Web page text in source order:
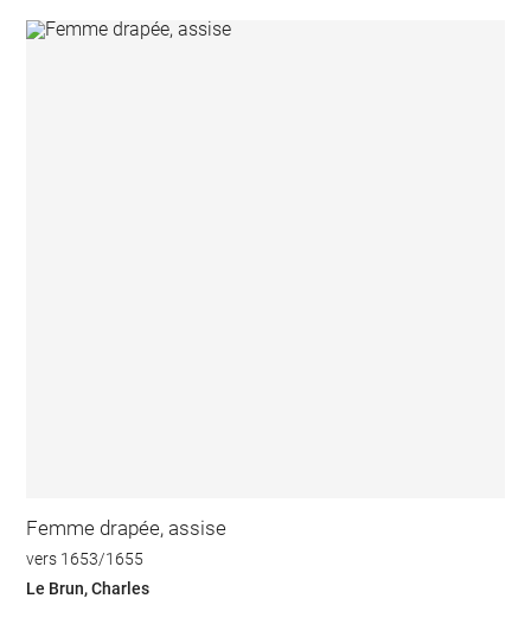
Femme drapée, assise
vers 1653/1655
Le Brun, Charles